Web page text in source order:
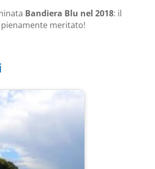
Bandiera Blu nel 2018: il
meritato!